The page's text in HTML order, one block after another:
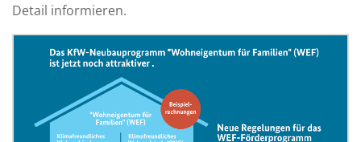
Detail informieren.